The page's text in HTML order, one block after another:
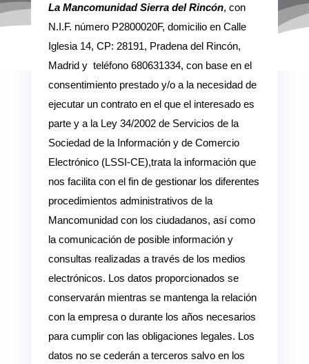
La Mancomunidad Sierra del Rincón, con
N.I.F. número P2800020F, domicilio en Calle
Iglesia 14, CP: 28191, Pradena del Rincón,
Madrid y teléfono 680631334, con base en el
consentimiento prestado y/o a la necesidad de
ejecutar un contrato en el que el interesado es
parte y a la Ley 34/2002 de Servicios de la
Sociedad de la Información y de Comercio
Electrónico (LSSI-CE),trata la información que
nos facilita con el fin de gestionar los diferentes
procedimientos administrativos de la
Mancomunidad con los ciudadanos, así como
la comunicación de posible información y
consultas realizadas a través de los medios
electrónicos. Los datos proporcionados se
conservarán mientras se mantenga la relación
con la empresa o durante los años necesarios
para cumplir con las obligaciones legales. Los
datos no se cederán a terceros salvo en los